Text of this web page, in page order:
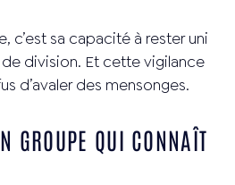
c’est sa capacité à rester uni
division. Et cette vigilance
d’avaler des mensonges.
GROUPE QUI CONNAÎT